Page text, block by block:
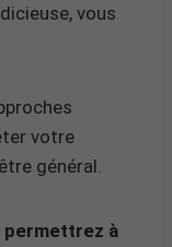
vous
votre
général.
permettrez à